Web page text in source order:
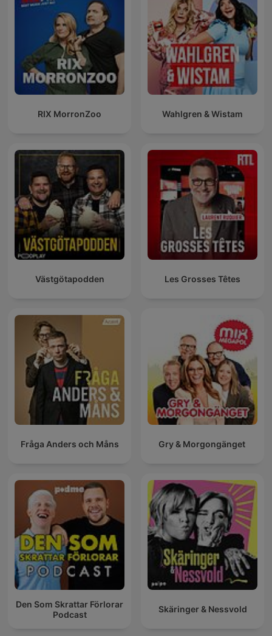
RIX MorronZoo Wahlgren & Wistam
Västgötapodden Les Grosses Têtes
Fråga Anders och Måns Gry & Morgongänget
Den Som Skrattar Förlorar
Podcast
Skäringer & Nessvold